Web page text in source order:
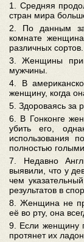
1. Средняя
стран мира
2. По данным
комнате
различных сортов.
3. Женщины
мужчины.
4. В
женщину, когда
5. Здороваясь за
6. В Гонконге
убить его,
использования
полностью
7. Недавно
выявили, что у
чем
результатов в
8. Женщина не
её во рту, она
9. Если женщину
протянет их